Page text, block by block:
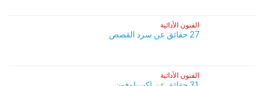
الفنون الأدائية
27 حقائق عن سرد القصص
الفنون الأدائية